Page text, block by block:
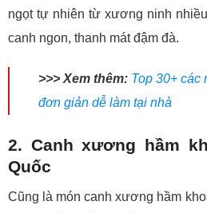
ngọt tự nhiên từ xương ninh
canh ngon, thanh mát đậm đà.
>>> Xem thêm: Top 30+ các
đơn giản dễ làm tại nhà
2. Canh xương hầm
Quốc
Cũng là món canh xương hầm